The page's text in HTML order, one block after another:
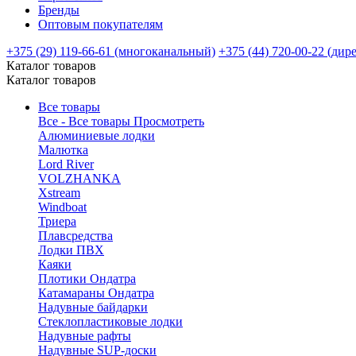
Бренды
Оптовым покупателям
+375 (29) 119-66-61 (многоканальный) +375 (44) 720-00-22
Каталог товаров
Каталог товаров
Все товары
Все - Все товары Просмотреть
Алюминиевые лодки
Малютка
Lord River
VOLZHANKA
Xstream
Windboat
Триера
Плавсредства
Лодки ПВХ
Каяки
Плотики Ондатра
Катамараны Ондатра
Надувные байдарки
Стеклопластиковые лодки
Надувные рафты
Надувные SUP-доски